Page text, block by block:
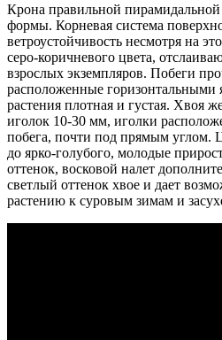
Крона правильной пирамидальной
формы. Корневая система
ветроустойчивость несмотря на
серо-коричневого цвета,
взрослых экземпляров. Побеги
расположенные горизонтальными
растения плотная и густая. Хвоя
иголок 10-30 мм, иголки
побега, почти под прямым углом.
до ярко-голубого, молодые
оттенок, восковой налет
светлый оттенок хвое и дает
растению к суровым зимам и